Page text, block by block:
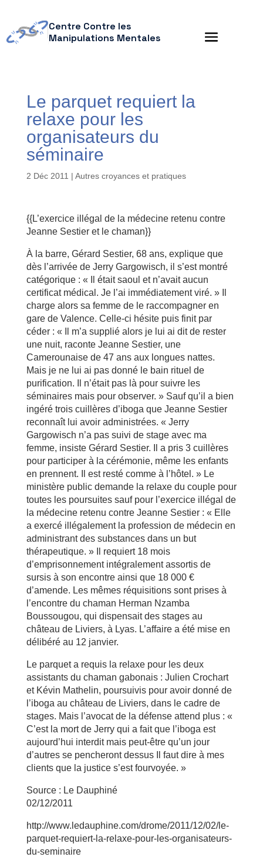
Centre Contre les
Manipulations Mentales
Le parquet requiert la
relaxe pour les
organisateurs du
séminaire
2 Déc 2011 | Autres croyances et pratiques
{{L’exercice illégal de la médecine retenu contre
Jeanne Sestier et le chaman}}
À la barre, Gérard Sestier, 68 ans, explique que
dès l’arrivée de Jerry Gargowisch, il s’est montré
catégorique : « Il était saoul et n’avait aucun
certificat médical. Je l’ai immédiatement viré. » Il
charge alors sa femme de le raccompagner en
gare de Valence. Celle-ci hésite puis finit par
céder : « Il m’a supplié alors je lui ai dit de rester
une nuit, raconte Jeanne Sestier, une
Camerounaise de 47 ans aux longues nattes.
Mais je ne lui ai pas donné le bain rituel de
purification. Il n’était pas là pour suivre les
séminaires mais pour observer. » Sauf qu’il a bien
ingéré trois cuillères d’iboga que Jeanne Sestier
reconnaît lui avoir administrées. « Jerry
Gargowisch n’a pas suivi de stage avec ma
femme, insiste Gérard Sestier. Il a pris 3 cuillères
pour participer à la cérémonie, même les enfants
en prennent. Il est resté comme à l’hôtel. » Le
ministère public demande la relaxe du couple pour
toutes les poursuites sauf pour l’exercice illégal de
la médecine retenu contre Jeanne Sestier : « Elle
a exercé illégalement la profession de médecin en
administrant des substances dans un but
thérapeutique. » Il requiert 18 mois
d’emprisonnement intégralement assortis de
sursis à son encontre ainsi que 18 000 €
d’amende. Les mêmes réquisitions sont prises à
l’encontre du chaman Herman Nzamba
Boussougou, qui dispensait des stages au
château de Liviers, à Lyas. L’affaire a été mise en
délibéré au 12 janvier.
Le parquet a requis la relaxe pour les deux
assistants du chaman gabonais : Julien Crochart
et Kévin Mathelin, poursuivis pour avoir donné de
l’iboga au château de Liviers, dans le cadre de
stages. Mais l’avocat de la défense attend plus : «
C’est la mort de Jerry qui a fait que l’iboga est
aujourd’hui interdit mais peut-être qu’un jour
d’autres se pencheront dessus Il faut dire à mes
clients que la justice s’est fourvoyée. »
Source : Le Dauphiné
02/12/2011
http://www.ledauphine.com/drome/2011/12/02/le-
parquet-requiert-la-relaxe-pour-les-organisateurs-
du-seminaire